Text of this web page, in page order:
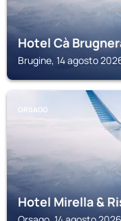
Hotel Cà
Brugine, 14 agosto
ORSAGO
Hotel Mirella &